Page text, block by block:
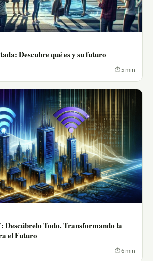
Descubre qué es y su futuro
⏱ 5 min
Descúbrelo Todo. Transformando la
el Futuro
⏱ 6 min